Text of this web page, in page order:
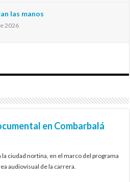
las manos
2026
en Combarbalá
ciudad nortina, en el marco del programa
audiovisual de la carrera.